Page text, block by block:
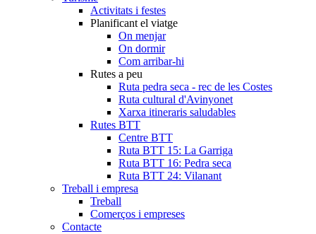
Activitats i festes
Planificant el viatge
On menjar
On dormir
Com arribar-hi
Rutes a peu
Ruta pedra seca - rec de les Costes
Ruta cultural d'Avinyonet
Xarxa itineraris saludables
Rutes BTT
Centre BTT
Ruta BTT 15: La Garriga
Ruta BTT 16: Pedra seca
Ruta BTT 24: Vilanant
Treball i empresa
Treball
Comerços i empreses
Contacte